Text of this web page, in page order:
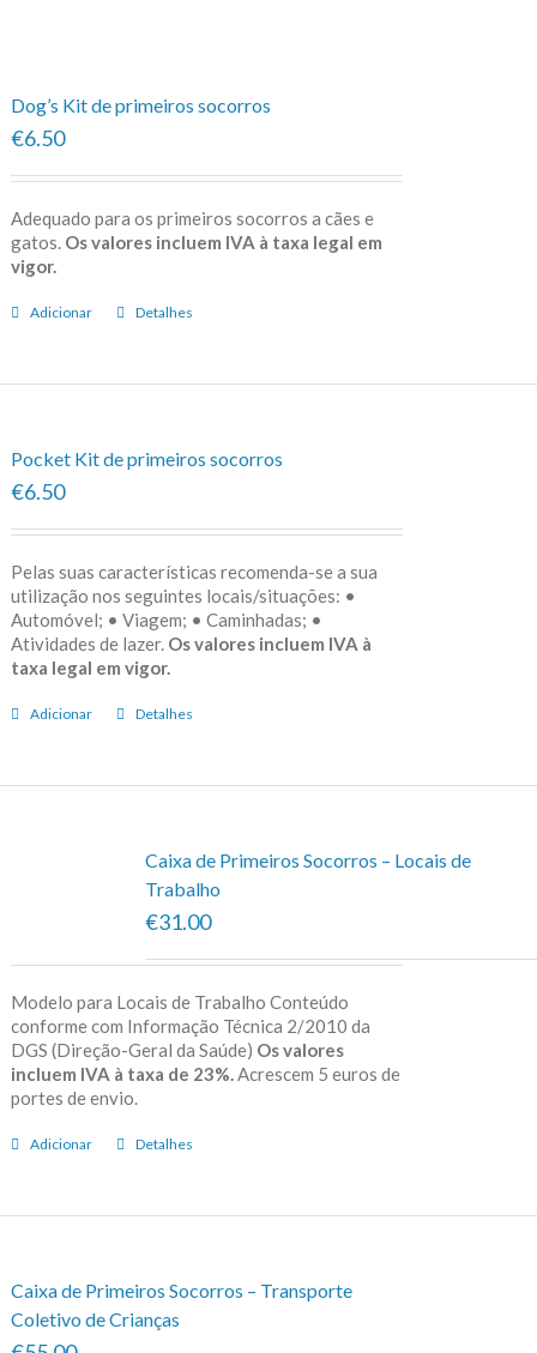
Dog’s Kit de primeiros socorros
€6.50
Adequado para os primeiros socorros a cães e
gatos. Os valores incluem IVA à taxa legal em
vigor.
Adicionar Detalhes
Pocket Kit de primeiros socorros
€6.50
Pelas suas características recomenda-se a sua
utilização nos seguintes locais/situações: •
Automóvel; • Viagem; • Caminhadas; •
Atividades de lazer. Os valores incluem IVA à
taxa legal em vigor.
Adicionar Detalhes
Caixa de Primeiros Socorros – Locais de
Trabalho
€31.00
Modelo para Locais de Trabalho Conteúdo
conforme com Informação Técnica 2/2010 da
DGS (Direção-Geral da Saúde) Os valores
incluem IVA à taxa de 23%. Acrescem 5 euros de
portes de envio.
Adicionar Detalhes
Caixa de Primeiros Socorros – Transporte
Coletivo de Crianças